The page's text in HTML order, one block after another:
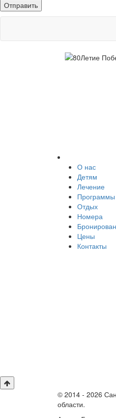
О нас
Детям
Лечение
Программы
Отдых
Номера
Цены
Контакты
© 2014 - 2026
области.